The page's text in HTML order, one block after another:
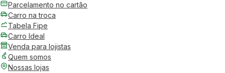
Parcelamento no cartão
Carro na troca
Tabela Fipe
Carro Ideal
Venda para lojistas
Quem somos
Nossas lojas